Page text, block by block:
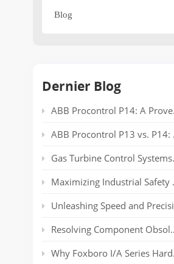
Blog
Dernier Blog
ABB Procontrol P14: A Proven Power Plant Automation System Supporting Reliable Generation for Decades
ABB Procontrol P13 vs. P14: Technical Comparison and Spare Parts Guide
Gas Turbine Control Systems: Common Automation Platforms and Spare Parts Used in Power Generation
Maximizing Industrial Safety and Connectivity with the HIMA HIMatrix Series
Unleashing Speed and Precision: The Power of ABB’s AC 800PEC Control System
Resolving Component Obsolescence in ICS Triplex Trusted® T8000 Series Safety Systems
Why Foxboro I/A Series Hardware Still Dominates Long-Life Process Plants